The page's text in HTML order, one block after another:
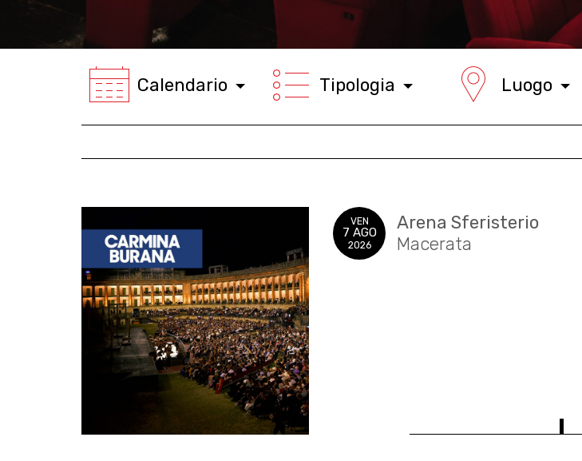
Calendario Tipologia Luogo
VEN
7 AGO
2026
Arena Sferisterio
Macerata